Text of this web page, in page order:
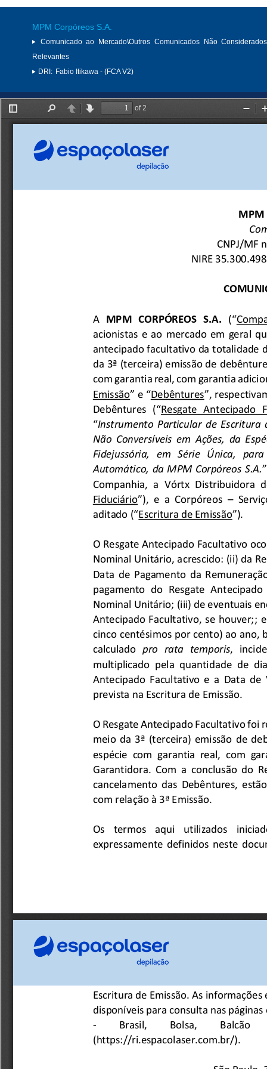
MPM Corpóreos S.A.
Comunicado ao Mercado\Outros Comunicados Não
Relevantes
DRI: Fabio Itikawa - (FCA V2)